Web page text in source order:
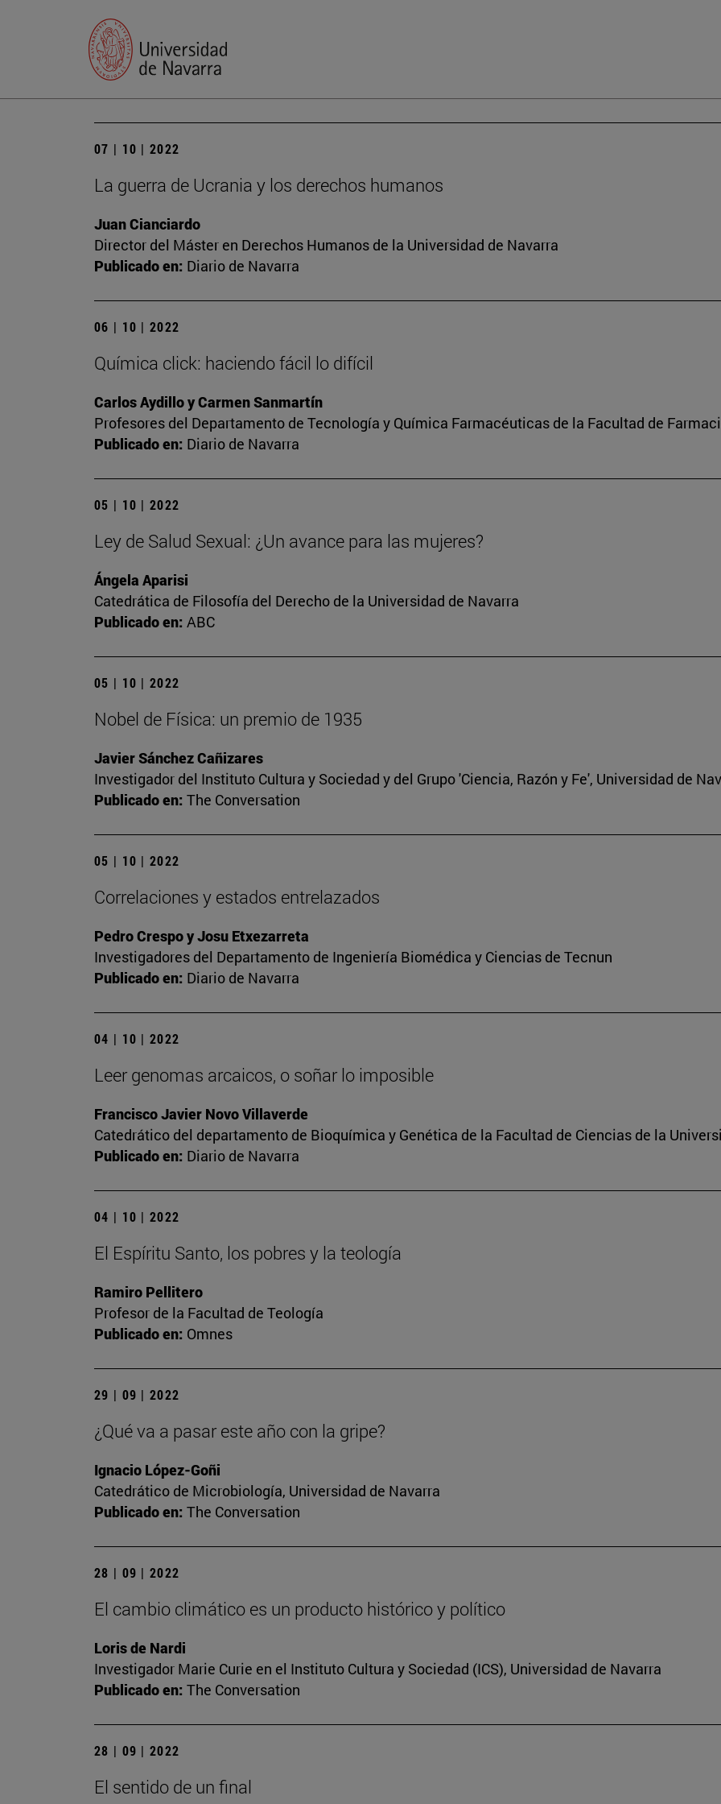
07 | 10 | 2022
La guerra de Ucrania y los derechos humanos
Juan Cianciardo
Director del Máster en Derechos Humanos de la Universidad de Navarra
Publicado en: Diario de Navarra
06 | 10 | 2022
Química click: haciendo fácil lo difícil
Carlos Aydillo y Carmen Sanmartín
Profesores del Departamento de Tecnología y Química Farmacéuticas de la Facultad de
Publicado en: Diario de Navarra
05 | 10 | 2022
Ley de Salud Sexual: ¿Un avance para las mujeres?
Ángela Aparisi
Catedrática de Filosofía del Derecho de la Universidad de Navarra
Publicado en: ABC
05 | 10 | 2022
Nobel de Física: un premio de 1935
Javier Sánchez Cañizares
Investigador del Instituto Cultura y Sociedad y del Grupo 'Ciencia, Razón y Fe', Universidad de
Publicado en: The Conversation
05 | 10 | 2022
Correlaciones y estados entrelazados
Pedro Crespo y Josu Etxezarreta
Investigadores del Departamento de Ingeniería Biomédica y Ciencias de Tecnun
Publicado en: Diario de Navarra
04 | 10 | 2022
Leer genomas arcaicos, o soñar lo imposible
Francisco Javier Novo Villaverde
Catedrático del departamento de Bioquímica y Genética de la Facultad de Ciencias de la
Publicado en: Diario de Navarra
04 | 10 | 2022
El Espíritu Santo, los pobres y la teología
Ramiro Pellitero
Profesor de la Facultad de Teología
Publicado en: Omnes
29 | 09 | 2022
¿Qué va a pasar este año con la gripe?
Ignacio López-Goñi
Catedrático de Microbiología, Universidad de Navarra
Publicado en: The Conversation
28 | 09 | 2022
El cambio climático es un producto histórico y político
Loris de Nardi
Investigador Marie Curie en el Instituto Cultura y Sociedad (ICS), Universidad de Navarra
Publicado en: The Conversation
28 | 09 | 2022
El sentido de un final